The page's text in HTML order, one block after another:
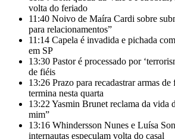
volta do feriado
11:40 Noivo de Maíra Cardi sobre
para relacionamentos”
11:14 Capela é invadida e pichada
em SP
13:30 Pastor é processado por
de fiéis
13:26 Prazo para recadastrar armas
termina nesta quarta
13:22 Yasmin Brunet reclama da vida
mim”
13:16 Whindersson Nunes e Luísa
internautas especulam volta do casal